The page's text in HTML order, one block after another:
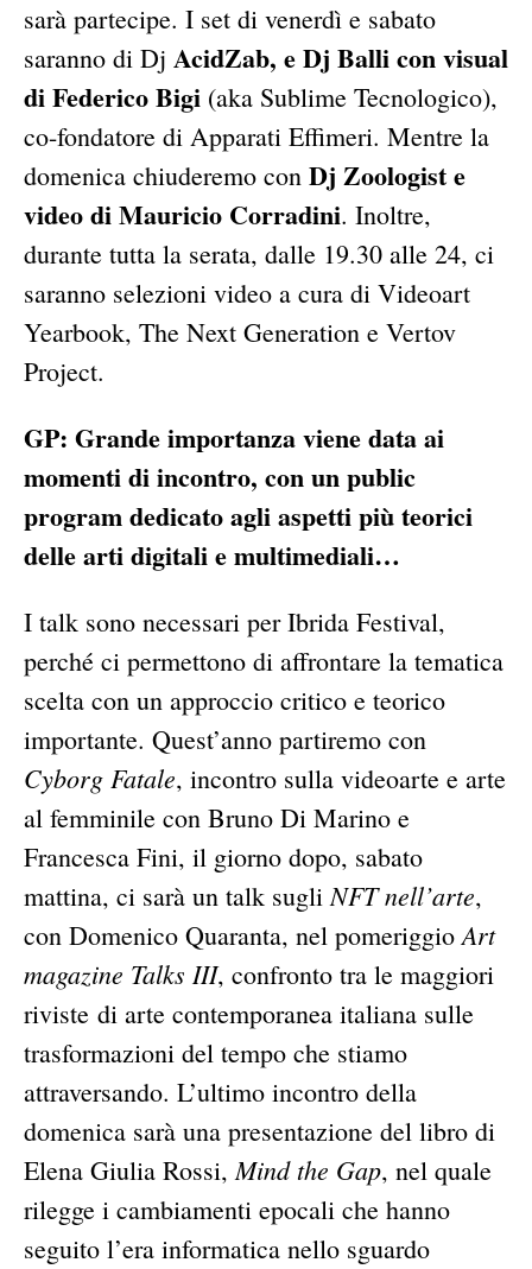
sarà partecipe. I set di venerdì e sabato
saranno di Dj AcidZab, e Dj Balli con visual
di Federico Bigi (aka Sublime Tecnologico),
co-fondatore di Apparati Effimeri. Mentre la
domenica chiuderemo con Dj Zoologist e
video di Mauricio Corradini. Inoltre,
durante tutta la serata, dalle 19.30 alle 24, ci
saranno selezioni video a cura di Videoart
Yearbook, The Next Generation e Vertov
Project.
GP: Grande importanza viene data ai
momenti di incontro, con un public
program dedicato agli aspetti più teorici
delle arti digitali e multimediali…
I talk sono necessari per Ibrida Festival,
perché ci permettono di affrontare la tematica
scelta con un approccio critico e teorico
importante. Quest’anno partiremo con
Cyborg Fatale, incontro sulla videoarte e arte
al femminile con Bruno Di Marino e
Francesca Fini, il giorno dopo, sabato
mattina, ci sarà un talk sugliNFT nell’arte,
con Domenico Quaranta, nel pomeriggioArt
magazine Talks III, confronto tra le maggiori
riviste di arte contemporanea italiana sulle
trasformazioni del tempo che stiamo
attraversando. L’ultimo incontro della
domenica sarà una presentazione del libro di
Elena Giulia Rossi,Mind the Gap, nel quale
rilegge i cambiamenti epocali che hanno
seguito l’era informatica nello sguardo